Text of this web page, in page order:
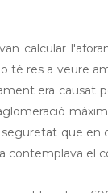
calcular
té res a veure
era causat
que
contemplava el